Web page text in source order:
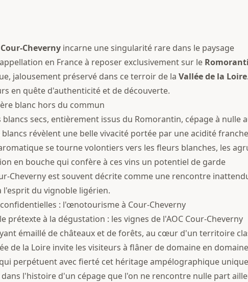
Cour-Cheverny incarne une singularité rare dans le paysage
en France à reposer exclusivement sur le
jalousement préservé dans ce terroir de la Vallée de la Loire
en quête d'authenticité et de découverte.
blanc hors du commun
secs, entièrement issus du Romorantin, cépage à nulle
blancs révèlent une belle vivacité portée par une acidité
se tourne volontiers vers les fleurs blanches, les
en bouche qui confère à ces vins un potentiel de garde
Cheverny est souvent décrite comme une rencontre
l'esprit du vignoble ligérien.
: l'œnotourisme à Cour-Cheverny
prétexte à la dégustation : les vignes de l'AOC Cour-Cheverny
émaillé de châteaux et de forêts, au cœur d'un territoire
de la Loire invite les visiteurs à flâner de domaine en
perpétuent avec fierté cet héritage ampélographique
l'histoire d'un cépage que l'on ne rencontre nulle part